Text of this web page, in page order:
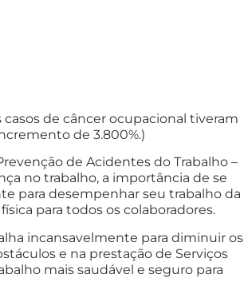
casos de câncer ocupacional tiveram
de 3.800%.)
de Acidentes do Trabalho –
no trabalho, a importância de se
para desempenhar seu trabalho da
para todos os colaboradores.
incansavelmente para diminuir os
e na prestação de Serviços
mais saudável e seguro para